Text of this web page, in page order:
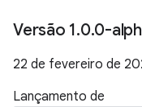
Versão 1.0.0-
22 de fevereiro de
Lançamento de